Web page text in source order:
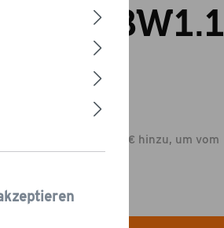
Willi BW1.1
im Wert von 79,00 € hinzu, um vom
zu profitieren.